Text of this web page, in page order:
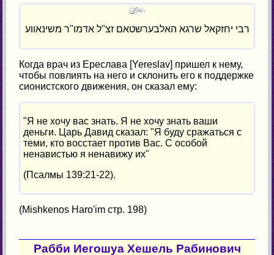
רבי יחזקאל שרגא האלבערשטאם זצ"ל אדמו"ר משינאווע
Когда врач из Ереслава [Yereslav] пришел к нему,
чтобы повлиять на него и склонить его к поддержке
сионистского движения, он сказал ему:
"Я не хочу вас знать. Я не хочу знать ваши
деньги. Царь Давид сказал: "Я буду сражаться с
теми, кто восстает против Вас. С особой
ненавистью я ненавижу их"
(Псалмы 139:21-22).
(Mishkenos Haro'im стр. 198)
Рабби Иегошуа Хешель Рабинович